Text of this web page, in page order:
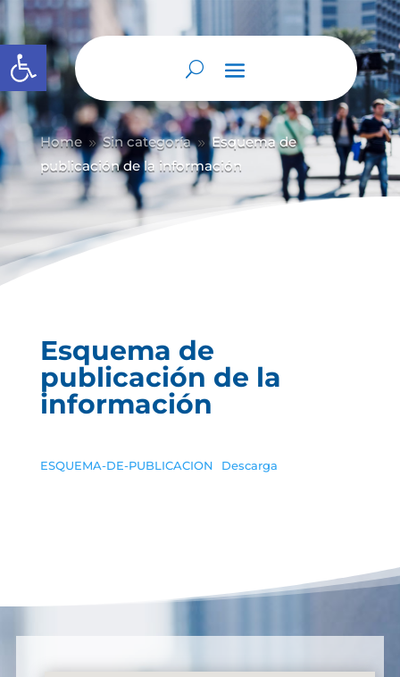
Abrir barra de herramientas
Home 9 Sin categoría 9 Esquema de
publicación de la información
Esquema de
publicación de la
información
ESQUEMA-DE-PUBLICACION Descarga